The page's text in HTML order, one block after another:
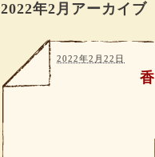
2022年2月アーカイブ
2022年2月22日